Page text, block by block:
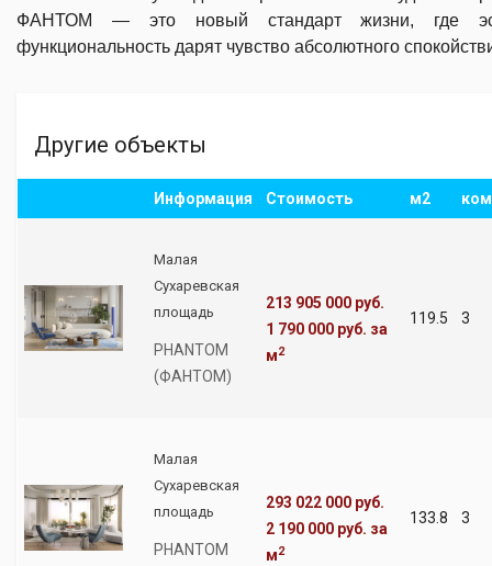
ФАНТОМ — это новый стандарт жизни, где
функциональность дарят чувство абсолютного
Другие объекты
Информация Стоимость м2
Малая
Сухаревская
площадь
PHANTOM
(ФАНТОМ)
213 905 000 руб.
1 790 000 руб. за
м2
119.5 3
Малая
Сухаревская
площадь
PHANTOM
293 022 000 руб.
2 190 000 руб. за
м2
133.8 3